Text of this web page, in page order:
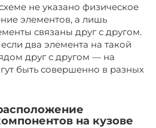
не указано физическое
элементов, а лишь
связаны друг с другом.
два элемента на такой
друг с другом — на
быть совершенно в разных
на кузове